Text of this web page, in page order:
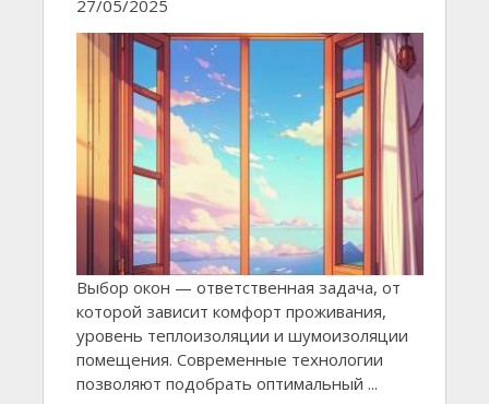
27/05/2025
Выбор окон — ответственная задача, от
которой зависит комфорт проживания,
уровень теплоизоляции и шумоизоляции
помещения. Современные технологии
позволяют подобрать оптимальный ...